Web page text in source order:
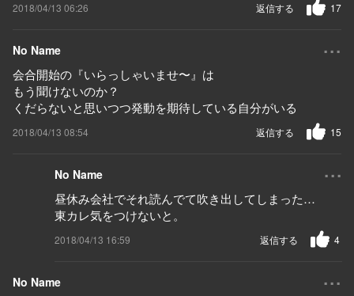
2018/04/13 06:26 17
返信する
No Name ...
会合開始の『いらっしゃいませ〜』は
もう聞けないのか？
くだらないと思いつつ発動を期待している自分がいる
2018/04/13 08:54 15
返信する
No Name ...
昼休み会社でそれ読んでて吹き出してしまった…
東カレ気をつけないと。
2018/04/13 16:59 4
返信する
No Name ...